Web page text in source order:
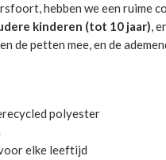
hebben we een ruime
kinderen (tot 10 jaar),
de petten mee, en de
polyester
elke leeftijd